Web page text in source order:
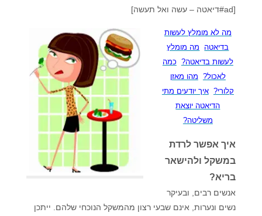
[ad#דיאטה – עשה ואל תעשה]
מה לא מומלץ לעשות
בדיאטה
מה מומלץ
לעשות בדיאטה? כמה
לאכול? מהו מאזן
קלורי? איך יודעים מתי
הדיאטה יוצאת
משליטה?
איך אפשר לרדת
במשקל ולהישאר
בריא?
אנשים רבים, ובעיקר
נשים ונערות, אינם שבעי רצון מהמשקל הנוכחי שלהם. ייתכן